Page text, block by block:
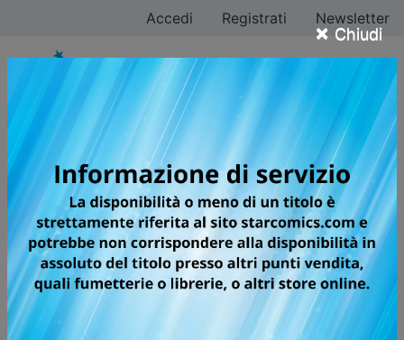
× Chiudi
Accedi Registrati Newsletter
RIPPER
AZIONE, ADRENALINA E
SPETTACOLARI TRASFORMAZIONI
IN UNO DEI MIGLIORI BATTLE-
ACTION GLOBAL MANGA CHE SI
SIANO MAI VISTI.
L'umanità è stata sconfitta! In seguito a un cataclisma